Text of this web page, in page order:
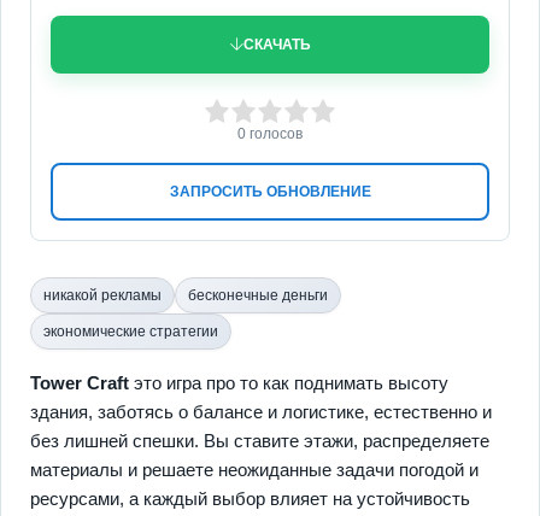
СКАЧАТЬ
ЗАПРОСИТЬ ОБНОВЛЕНИЕ
3 4 5
0 голосов
никакой рекламы бесконечные деньги
экономические стратегии
Tower Craft это игра про то как поднимать высоту
здания, заботясь о балансе и логистике, естественно и
без лишней спешки. Вы ставите этажи, распределяете
материалы и решаете неожиданные задачи погодой и
ресурсами, а каждый выбор влияет на устойчивость